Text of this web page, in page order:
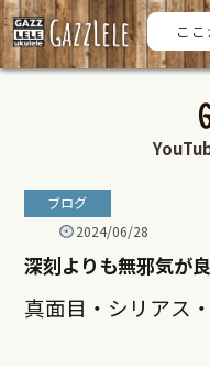
ブログ
2024/06/28
深刻よりも無邪気が良
真面目・シリアス